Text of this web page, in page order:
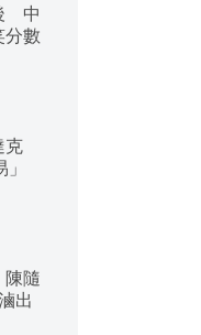
中
數
克
隨
出